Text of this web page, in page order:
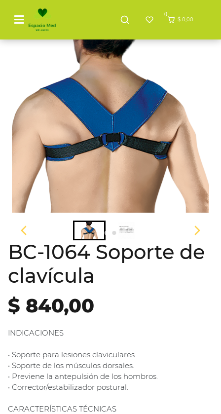
0
$ 0,00
BC-1064 Soporte de
clavícula
$ 840,00
INDICACIONES
• Soporte para lesiones claviculares.
• Soporte de los músculos dorsales.
• Previene la antepulsión de los hombros.
• Corrector/estabilizador postural.
CARACTERÍSTICAS TÉCNICAS